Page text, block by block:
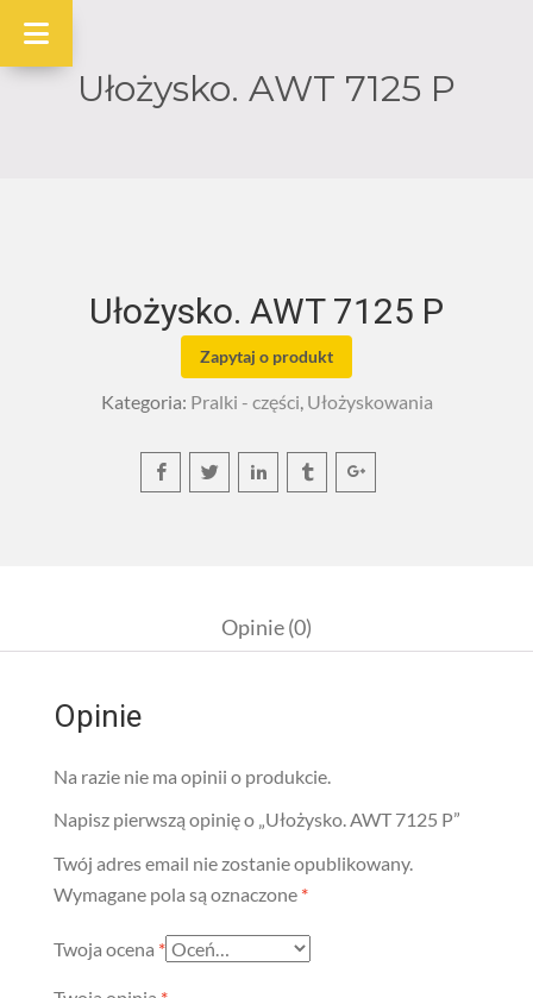
Ułożysko. AWT 7125 P
Ułożysko. AWT 7125 P
Zapytaj o produkt
Kategoria: Pralki - części, Ułożyskowania
Opinie (0)
Opinie
Na razie nie ma opinii o produkcie.
Napisz pierwszą opinię o „Ułożysko. AWT 7125 P”
Twój adres email nie zostanie opublikowany.
Wymagane pola są oznaczone *
Twoja ocena *